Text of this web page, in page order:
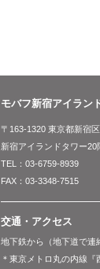
モバフ新宿アイラン
〒163-1320 東京都新宿
新宿アイランドタワー20
TEL：03-6759-8939
FAX：03-3348-7515
交通・アクセス
地下鉄から（地下道で連
＊東京メトロ丸の内線